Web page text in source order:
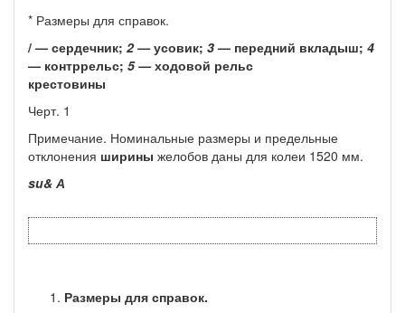
* Размеры для справок.
/ — сердечник; 2 — усовик; 3 — передний вкладыш; 4
— контррельс; 5 — ходовой рельс
крестовины
Черт. 1
Примечание. Номинальные размеры и предельные
отклонения ширины желобов даны для колеи 1520 мм.
su& А
Размеры для справок.